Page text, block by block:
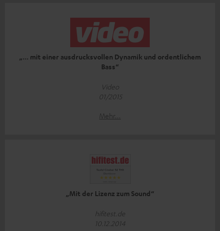
„... mit einer ausdrucksvollen Dynamik und ordentlichem
Bass“
Video
01/2015
Mehr...
„Mit der Lizenz zum Sound“
hifitest.de
10.12.2014